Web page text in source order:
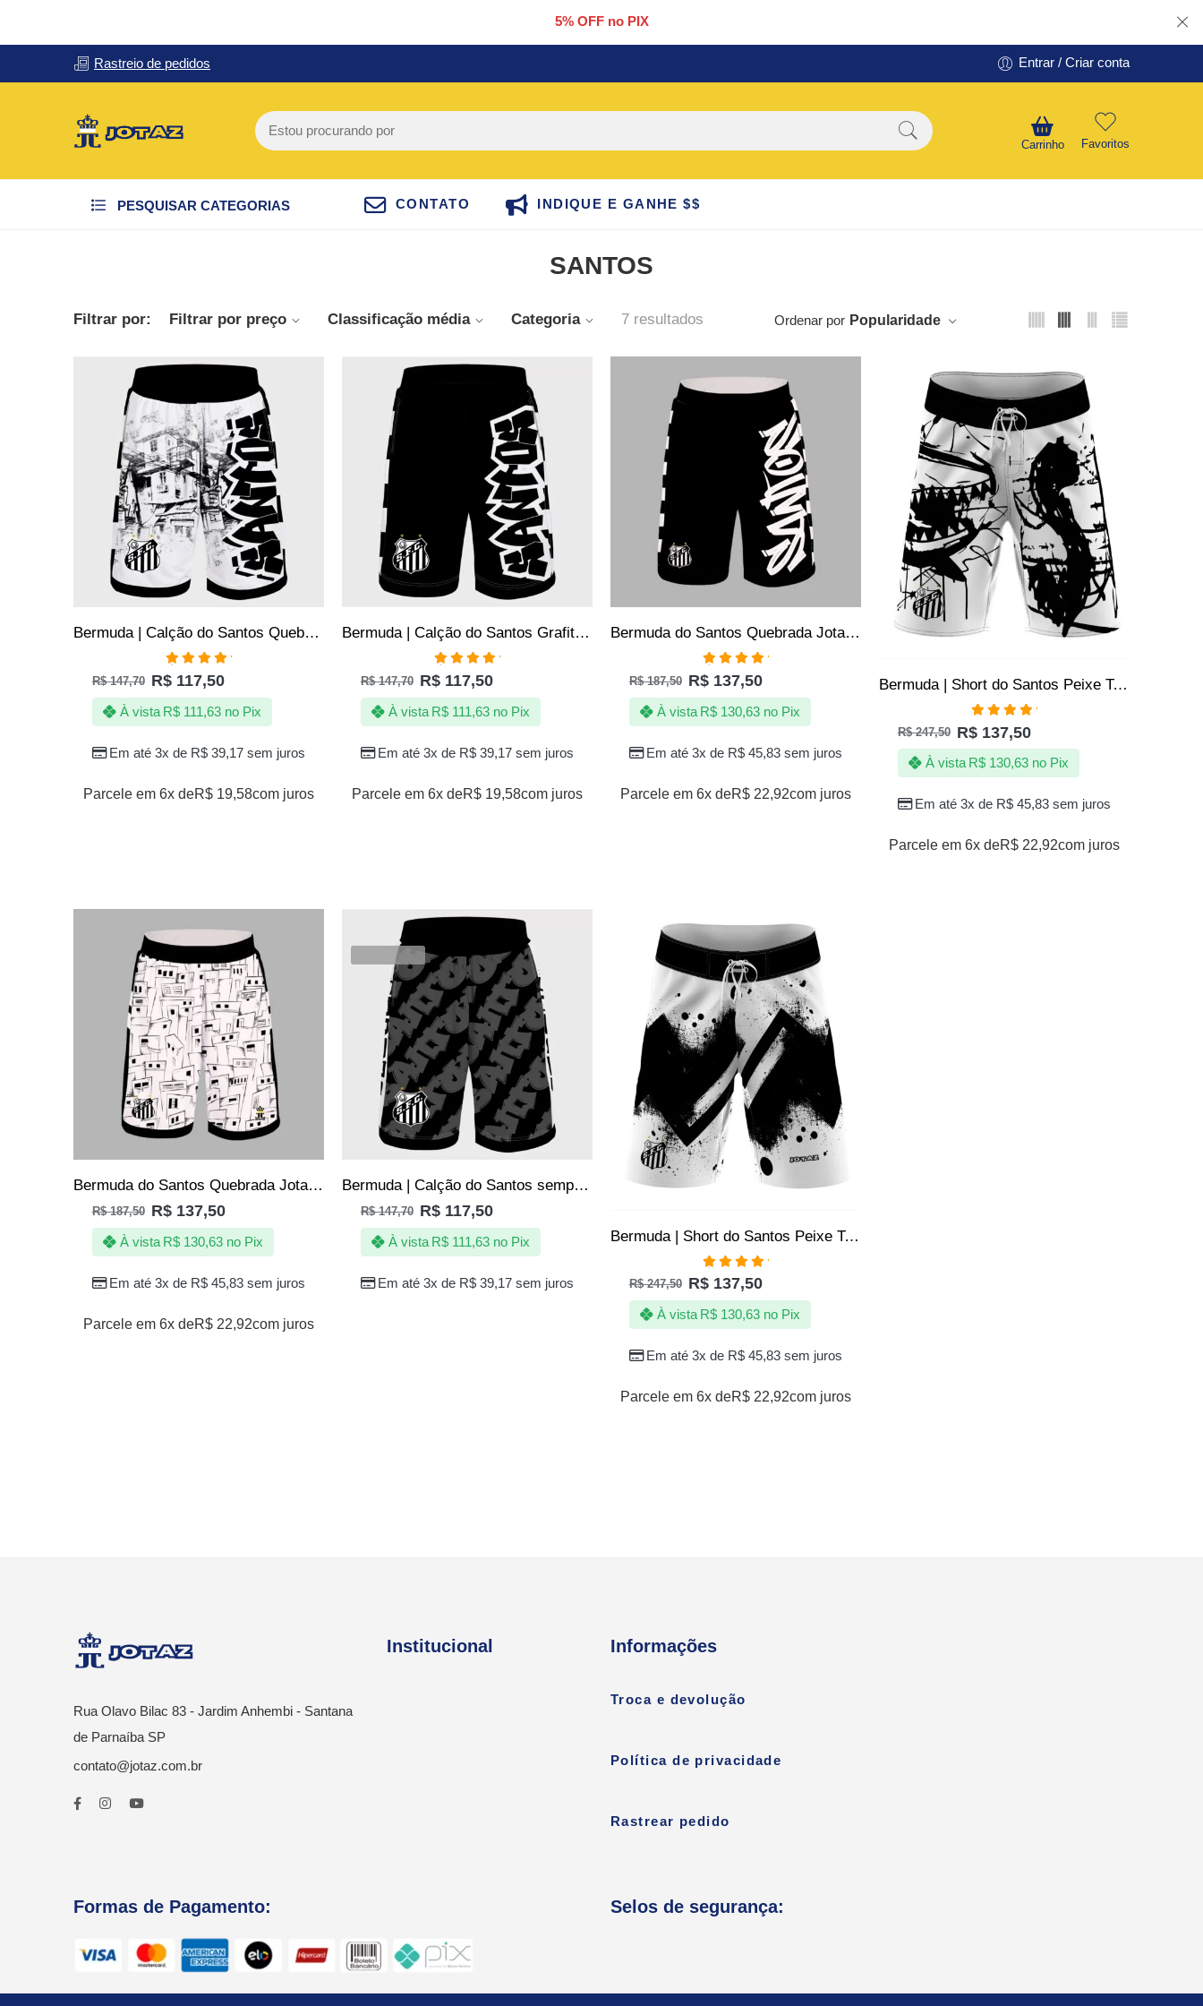
5% OFF no PIX
Rastreio de pedidos Entrar / Criar conta
Carrinho Favoritos
PESQUISAR CATEGORIAS CONTATO INDIQUE E GANHE $$
SANTOS
Filtrar por: Filtrar por preço Classificação média Categoria 7 resultados Ordenar por Popularidade
Bermuda | Calção do Santos Quebrada – Jotaz – Produto Oficial – Masculino
Avaliação
5.00de 5
R$147,70 R$117,50
Em até 3x de R$ 39,17 sem juros
À vista R$ 111,63 no Pix
Parcele em 6x deR$ 19,58com juros
Bermuda | Calção do Santos Grafite – Jotaz – Produto Oficial – Masculino
Avaliação
5.00de 5
R$147,70 R$117,50
Em até 3x de R$ 39,17 sem juros
À vista R$ 111,63 no Pix
Parcele em 6x deR$ 19,58com juros
Bermuda do Santos Quebrada Jotaz Produto Oficial Masculino
Avaliação
5.00de 5
R$187,50 R$137,50
Em até 3x de R$ 45,83 sem juros
À vista R$ 130,63 no Pix
Parcele em 6x deR$ 22,92com juros
Bermuda | Short do Santos Peixe Tactel Elastano – Peixe Devorador – Oficial
Avaliação
5.00de 5
R$247,50 R$137,50
Em até 3x de R$ 45,83 sem juros
À vista R$ 130,63 no Pix
Parcele em 6x deR$ 22,92com juros
Bermuda do Santos Quebrada Jotaz Produto Oficial Masculino
R$187,50 R$137,50
Em até 3x de R$ 45,83 sem juros
À vista R$ 130,63 no Pix
Parcele em 6x deR$ 22,92com juros
VENDIDOS
Bermuda | Calção do Santos sempre Santos – Jotaz – Produto Oficial – Masculino
R$147,70 R$117,50
Em até 3x de R$ 39,17 sem juros
À vista R$ 111,63 no Pix Bermuda | Short do Santos Peixe Tactel Elastano Oficial
Avaliação
5.00de 5
R$247,50 R$137,50
Em até 3x de R$ 45,83 sem juros
À vista R$ 130,63 no Pix
Parcele em 6x deR$ 22,92com juros
Rua Olavo Bilac 83 - Jardim Anhembi - Santana
de Parnaíba SP
contato@jotaz.com.br
Institucional Informações
Troca e devolução
Política de privacidade
Rastrear pedido
Formas de Pagamento: Selos de segurança: